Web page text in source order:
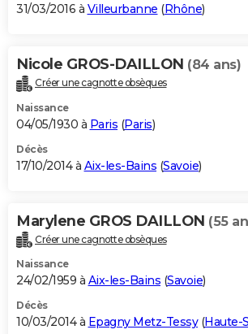
31/03/2016 à Villeurbanne (Rhône)
Nicole GROS-DAILLON (84 ans)
Créer une cagnotte obsèques
Naissance
04/05/1930 à Paris (Paris)
Décès
17/10/2014 à Aix-les-Bains (Savoie)
Marylene GROS DAILLON (55
Créer une cagnotte obsèques
Naissance
24/02/1959 à Aix-les-Bains (Savoie)
Décès
10/03/2014 à Epagny Metz-Tessy(Haute-